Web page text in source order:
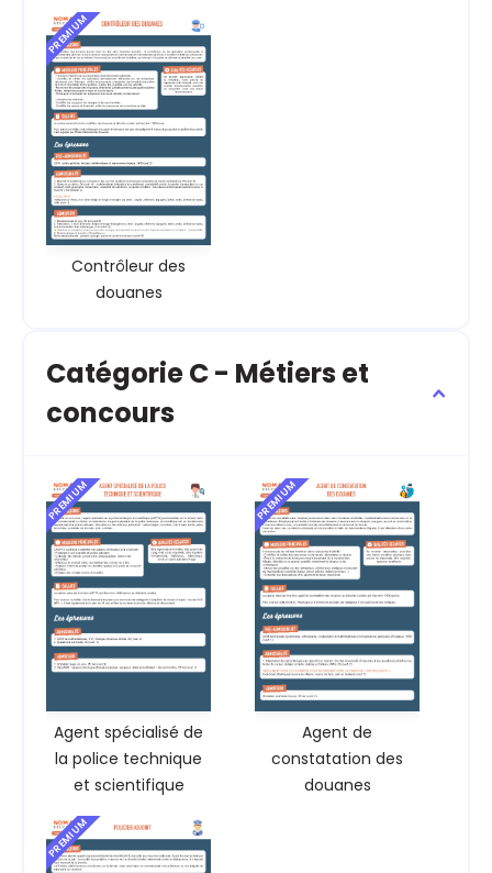
PREMIUM
Contrôleur des
douanes
Catégorie C - Métiers et
concours
PREMIUM
Agent spécialisé de
la police technique
et scientifique
PREMIUM
Agent de
constatation des
douanes
PREMIUM